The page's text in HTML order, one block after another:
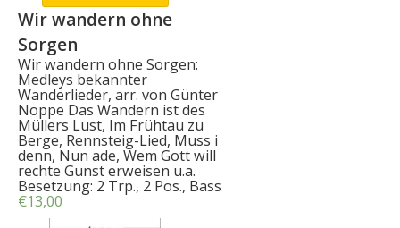
Wir wandern ohne
Sorgen
Wir wandern ohne Sorgen:
Medleys bekannter
Wanderlieder, arr. von Günter
Noppe Das Wandern ist des
Müllers Lust, Im Frühtau zu
Berge, Rennsteig-Lied, Muss i
denn, Nun ade, Wem Gott will
rechte Gunst erweisen u.a.
Besetzung: 2 Trp., 2 Pos., Bass
€13,00